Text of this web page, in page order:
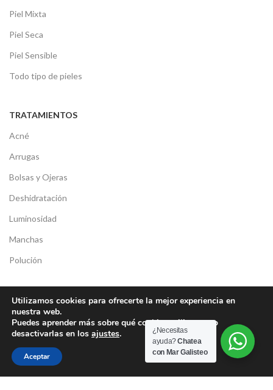
Piel Mixta
Piel Seca
Piel Sensible
Todo tipo de pieles
TRATAMIENTOS
Acné
Arrugas
Bolsas y Ojeras
Deshidratación
Luminosidad
Manchas
Polución
MENU LEGAL
Política de Privacidad
Compromiso con la protección de Datos
Utilizamos cookies para ofrecerte la mejor experiencia en
nuestra web.
Puedes aprender más sobre qué cookies utilizamos o
desactivarlas en los ajustes.
Aceptar
¿Necesitas
ayuda?Chatea
con Mar Galisteo